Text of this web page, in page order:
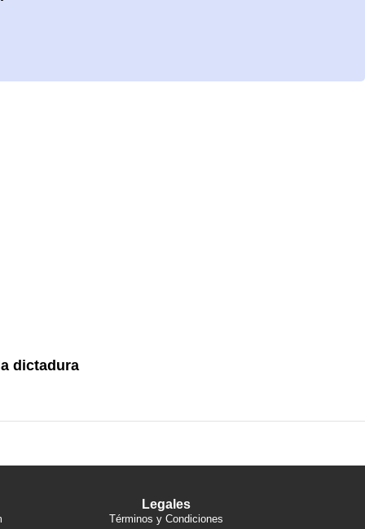
dictadura
Legales
Términos y Condiciones